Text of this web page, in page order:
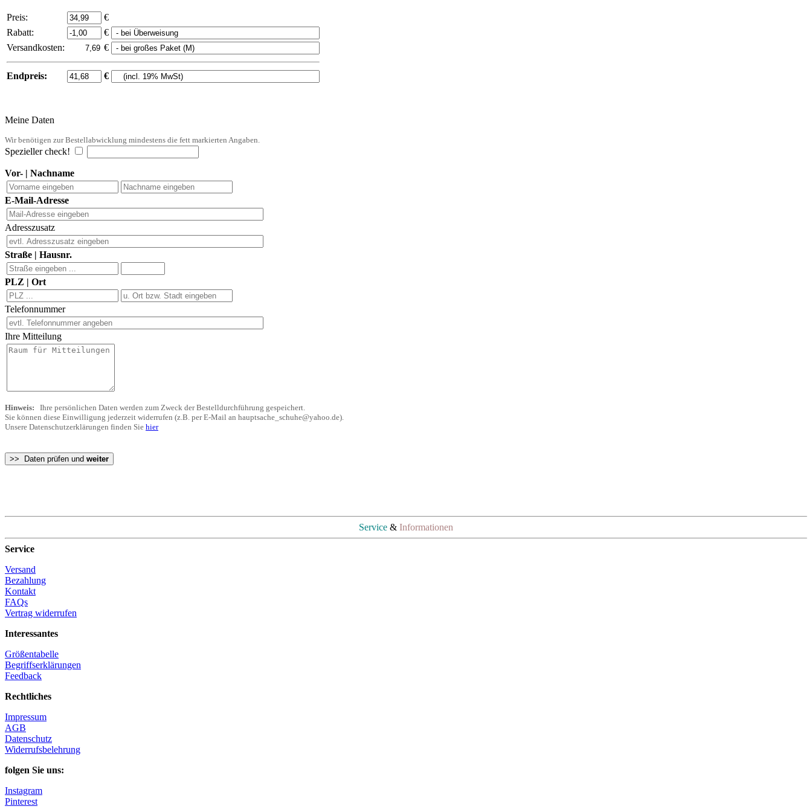
Preis:
€
Rabatt:
€
Versandkosten:
€
Endpreis: €
Meine Daten
Wir benötigen zur Bestellabwicklung mindestens die fett markierten Angaben.
Spezieller check!
Vor- | Nachname
E-Mail-Adresse
Adresszusatz
Straße | Hausnr.
PLZ | Ort
Telefonnummer
Ihre Mitteilung
Hinweis: Ihre persönlichen Daten werden zum Zweck der Bestelldurchführung gespeichert.
Sie können diese Einwilligung jederzeit widerrufen (z.B. per E-Mail an hauptsache_schuhe@yahoo.de).
Unsere Datenschutzerklärungen finden Sie hier
>> Daten prüfen und weiter
Service & Informationen
Service
Versand
Bezahlung
Kontakt
FAQs
Vertrag widerrufen
Interessantes
Größentabelle
Begriffserklärungen
Feedback
Rechtliches
Impressum
AGB
Datenschutz
Widerrufsbelehrung
folgen Sie uns:
Instagram
Pinterest